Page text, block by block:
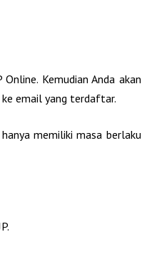
Kemudian Anda akan
email yang terdaftar.
memiliki masa berlaku